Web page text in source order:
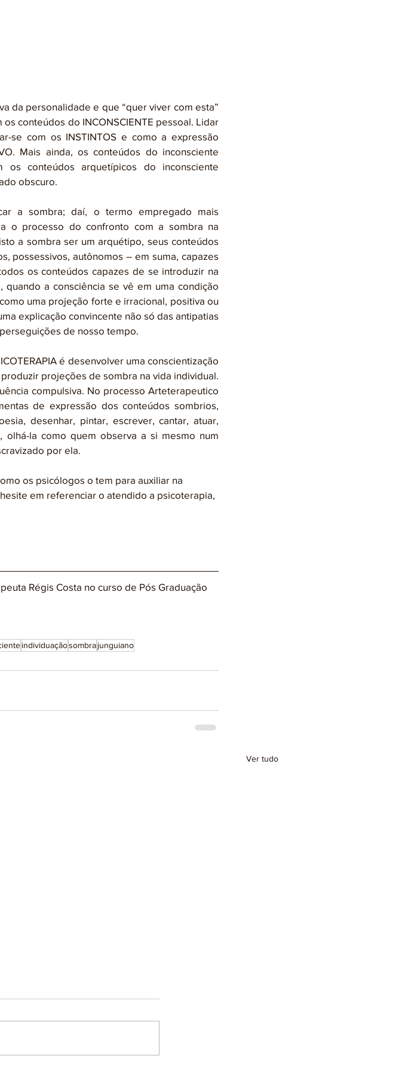
conteúdos do INCONSCIENTE pessoal. Lidar
se com os INSTINTOS e como a expressão
Mais ainda, os conteúdos do inconsciente
os conteúdos arquetípicos do inconsciente
obscuro.
o processo do confronto com a sombra na
a sombra ser um arquétipo, seus conteúdos
possessivos, autônomos – em suma, capazes
os conteúdos capazes de se introduzir na
quando a consciência se vê em uma condição
uma projeção forte e irracional, positiva ou
explicação convincente não só das antipatias
de nosso tempo.
projeções de sombra na vida individual.
compulsiva. No processo Arteterapeutico
de expressão dos conteúdos sombrios,
desenhar, pintar, escrever, cantar, atuar,
la como quem observa a si mesmo num
por ela.
em referenciar o atendido a psicoterapia,
Régis Costa no curso de Pós Graduação
individuaçãosombrajunguiano
Ver tudo